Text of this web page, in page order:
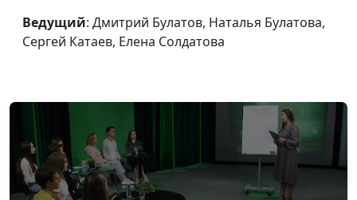
Солдатова
Чувство жалости
Женский праздник и
права современных
женщин
Андрей Карганов,
Милена Закаменных,
#85
Ведущий: Дмитрий Булатов, Наталья Булатова,
Сергей Катаев, Елена Солдатова